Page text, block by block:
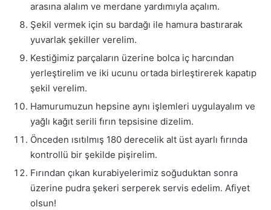
arasına alalım ve merdane yardımıyla açalım.
Şekil vermek için su bardağı ile hamura bastırarak
yuvarlak şekiller verelim.
Kestiğimiz parçaların üzerine bolca iç harcından
yerleştirelim ve iki ucunu ortada birleştirerek kapatıp
şekil verelim.
Hamurumuzun hepsine aynı işlemleri uygulayalım ve
yağlı kağıt serili fırın tepsisine dizelim.
Önceden ısıtılmış 180 derecelik alt üst ayarlı fırında
kontrollü bir şekilde pişirelim.
Fırından çıkan kurabiyelerimiz soğuduktan sonra
üzerine pudra şekeri serperek servis edelim. Afiyet
olsun!